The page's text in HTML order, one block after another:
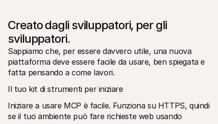
Creato dagli sviluppatori, per gli
sviluppatori.
Sappiamo che, per essere davvero utile, una nuova
piattaforma deve essere facile da usare, ben spiegata e
fatta pensando a come lavori.
Il tuo kit di strumenti per iniziare
Iniziare a usare MCP è facile. Funziona su HTTPS, quindi
se il tuo ambiente può fare richieste web usando